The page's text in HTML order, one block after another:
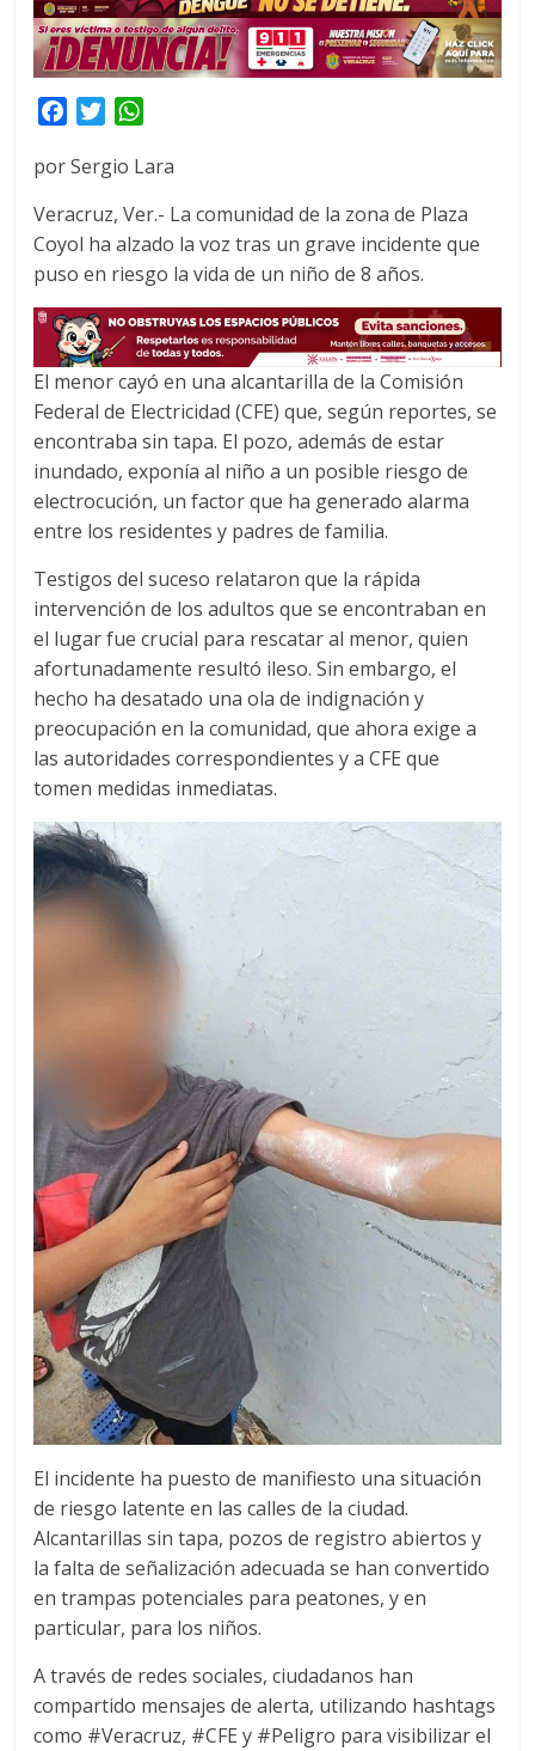
c
b
o
o
k
T
i
t
e
r
a
s
A
p
p
por Sergio Lara
Veracruz, Ver.- La comunidad de la zona de Plaza
Coyol ha alzado la voz tras un grave incidente que
puso en riesgo la vida de un niño de 8 años.
El menor cayó en una alcantarilla de la Comisión
Federal de Electricidad (CFE) que, según reportes, se
encontraba sin tapa. El pozo, además de estar
inundado, exponía al niño a un posible riesgo de
electrocución, un factor que ha generado alarma
entre los residentes y padres de familia.
Testigos del suceso relataron que la rápida
intervención de los adultos que se encontraban en
el lugar fue crucial para rescatar al menor, quien
afortunadamente resultó ileso. Sin embargo, el
hecho ha desatado una ola de indignación y
preocupación en la comunidad, que ahora exige a
las autoridades correspondientes y a CFE que
tomen medidas inmediatas.
El incidente ha puesto de manifiesto una situación
de riesgo latente en las calles de la ciudad.
Alcantarillas sin tapa, pozos de registro abiertos y
la falta de señalización adecuada se han convertido
en trampas potenciales para peatones, y en
particular, para los niños.
A través de redes sociales, ciudadanos han
compartido mensajes de alerta, utilizando hashtags
como #Veracruz, #CFE y #Peligro para visibilizar el